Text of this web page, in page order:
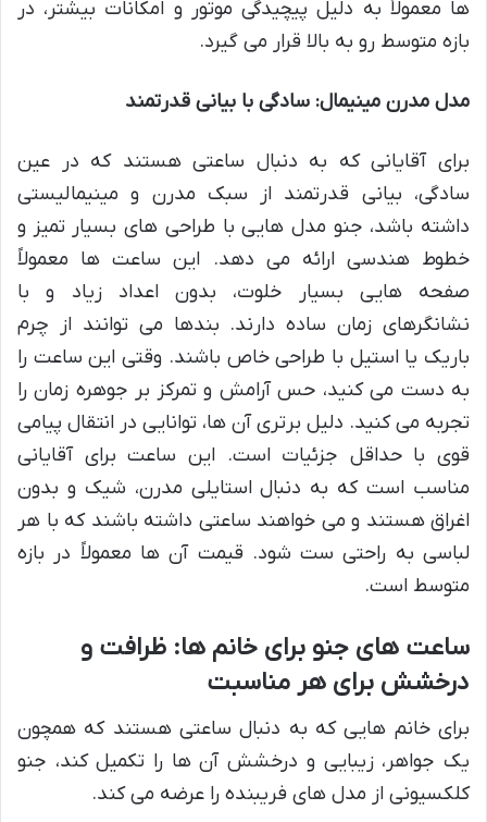
ها معمولاً به دلیل پیچیدگی موتور و امکانات بیشتر، در
بازه متوسط رو به بالا قرار می گیرد.
مدل مدرن مینیمال: سادگی با بیانی قدرتمند
برای آقایانی که به دنبال ساعتی هستند که در عین
سادگی، بیانی قدرتمند از سبک مدرن و مینیمالیستی
داشته باشد، جنو مدل هایی با طراحی های بسیار تمیز و
خطوط هندسی ارائه می دهد. این ساعت ها معمولاً
صفحه هایی بسیار خلوت، بدون اعداد زیاد و با
نشانگرهای زمان ساده دارند. بندها می توانند از چرم
باریک یا استیل با طراحی خاص باشند. وقتی این ساعت را
به دست می کنید، حس آرامش و تمرکز بر جوهره زمان را
تجربه می کنید. دلیل برتری آن ها، توانایی در انتقال پیامی
قوی با حداقل جزئیات است. این ساعت برای آقایانی
مناسب است که به دنبال استایلی مدرن، شیک و بدون
اغراق هستند و می خواهند ساعتی داشته باشند که با هر
لباسی به راحتی ست شود. قیمت آن ها معمولاً در بازه
متوسط است.
ساعت های جنو برای خانم ها: ظرافت و
درخشش برای هر مناسبت
برای خانم هایی که به دنبال ساعتی هستند که همچون
یک جواهر، زیبایی و درخشش آن ها را تکمیل کند، جنو
کلکسیونی از مدل های فریبنده را عرضه می کند.